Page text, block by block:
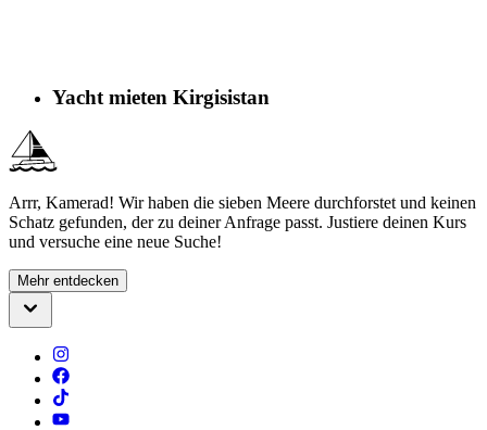
Yacht mieten Kirgisistan
Arrr, Kamerad! Wir haben die sieben Meere durchforstet und keinen
Schatz gefunden, der zu deiner Anfrage passt. Justiere deinen Kurs
und versuche eine neue Suche!
Mehr entdecken